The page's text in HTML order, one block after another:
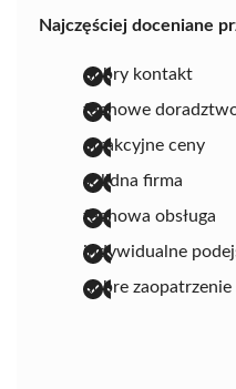
Najczęściej doceniane
dobry kontakt
fachowe
atrakcyjne ceny
solidna firma
fachowa obsługa
indywidualne
dobre zaopatrzenie